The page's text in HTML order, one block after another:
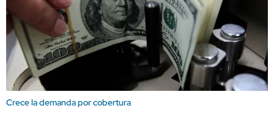
Crece la demanda por cobertura